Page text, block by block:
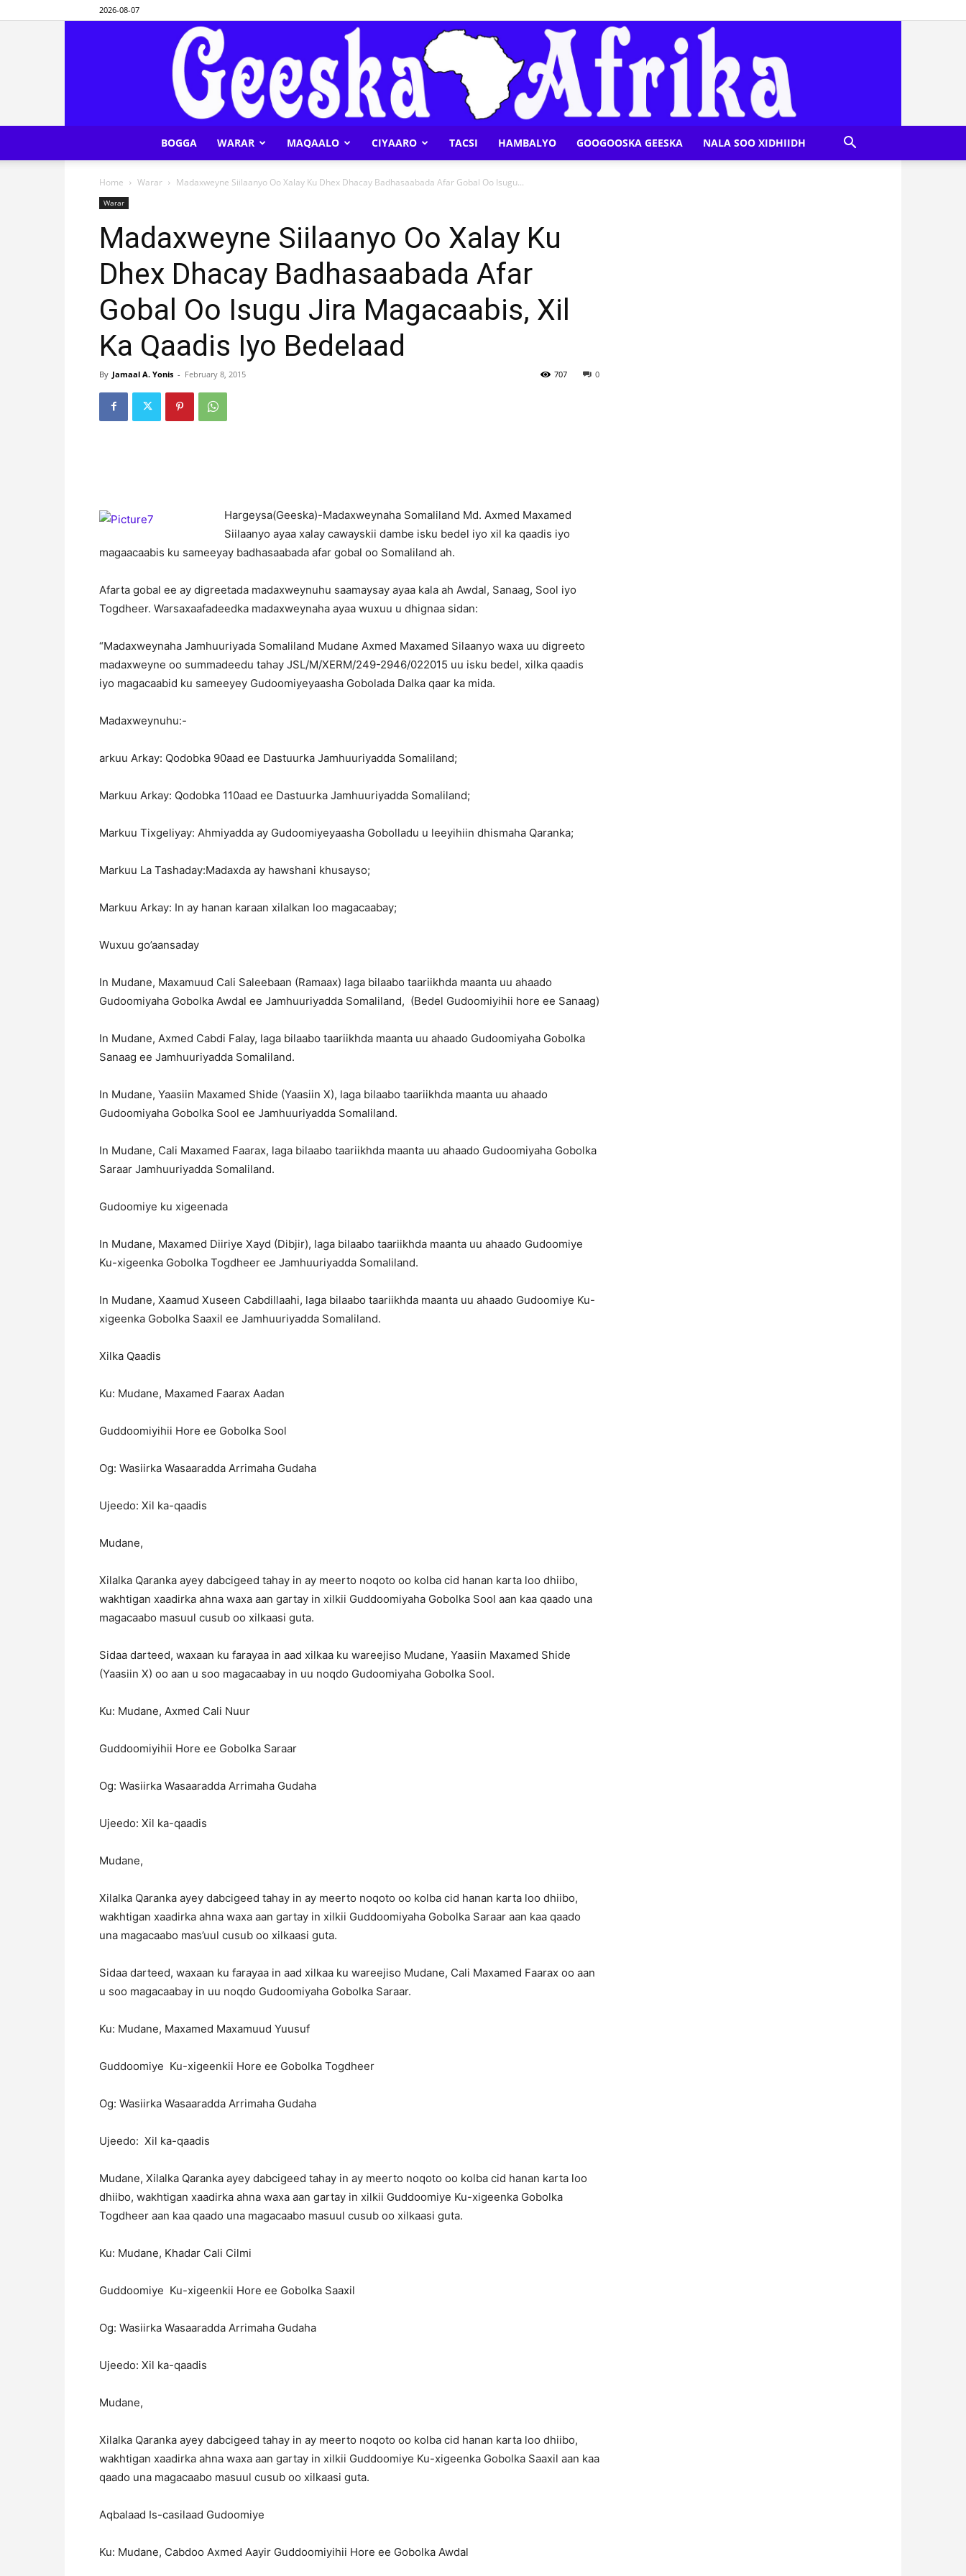
2026-08-07
Afrika
BOGGA WARAR MAQAALO CIYAARO TACSI HAMBALYO GOOGOOSKA GEESKA NALA SOO XIDHIIDH
Home Warar Madaxweyne Siilaanyo Oo Xalay Ku Dhex Dhacay Badhasaabada Afar Gobal Oo Isugu...
Warar
Madaxweyne Siilaanyo Oo Xalay Ku
Dhex Dhacay Badhasaabada Afar
Gobal Oo Isugu Jira Magacaabis, Xil
Ka Qaadis Iyo Bedelaad
By Jamaal A. Yonis - February 8, 2015 0
707
Hargeysa(Geeska)-Madaxweynaha Somaliland Md. Axmed Maxamed
Siilaanyo ayaa xalay cawayskii dambe isku bedel iyo xil ka qaadis iyo
magaacaabis ku sameeyay badhasaabada afar gobal oo Somaliland ah.
Afarta gobal ee ay digreetada madaxweynuhu saamaysay ayaa kala ah Awdal, Sanaag, Sool iyo
Togdheer. Warsaxaafadeedka madaxweynaha ayaa wuxuu u dhignaa sidan:
“Madaxweynaha Jamhuuriyada Somaliland Mudane Axmed Maxamed Silaanyo waxa uu digreeto
madaxweyne oo summadeedu tahay JSL/M/XERM/249-2946/022015 uu isku bedel, xilka qaadis
iyo magacaabid ku sameeyey Gudoomiyeyaasha Gobolada Dalka qaar ka mida.
Madaxweynuhu:-
arkuu Arkay: Qodobka 90aad ee Dastuurka Jamhuuriyadda Somaliland;
Markuu Arkay: Qodobka 110aad ee Dastuurka Jamhuuriyadda Somaliland;
Markuu Tixgeliyay: Ahmiyadda ay Gudoomiyeyaasha Gobolladu u leeyihiin dhismaha Qaranka;
Markuu La Tashaday:Madaxda ay hawshani khusayso;
Markuu Arkay: In ay hanan karaan xilalkan loo magacaabay;
Wuxuu go’aansaday
In Mudane, Maxamuud Cali Saleebaan (Ramaax) laga bilaabo taariikhda maanta uu ahaado
Gudoomiyaha Gobolka Awdal ee Jamhuuriyadda Somaliland, (Bedel Gudoomiyihii hore ee Sanaag)
In Mudane, Axmed Cabdi Falay, laga bilaabo taariikhda maanta uu ahaado Gudoomiyaha Gobolka
Sanaag ee Jamhuuriyadda Somaliland.
In Mudane, Yaasiin Maxamed Shide (Yaasiin X), laga bilaabo taariikhda maanta uu ahaado
Gudoomiyaha Gobolka Sool ee Jamhuuriyadda Somaliland.
In Mudane, Cali Maxamed Faarax, laga bilaabo taariikhda maanta uu ahaado Gudoomiyaha Gobolka
Saraar Jamhuuriyadda Somaliland.
Gudoomiye ku xigeenada
In Mudane, Maxamed Diiriye Xayd (Dibjir), laga bilaabo taariikhda maanta uu ahaado Gudoomiye
Ku-xigeenka Gobolka Togdheer ee Jamhuuriyadda Somaliland.
In Mudane, Xaamud Xuseen Cabdillaahi, laga bilaabo taariikhda maanta uu ahaado Gudoomiye Ku-
xigeenka Gobolka Saaxil ee Jamhuuriyadda Somaliland.
Xilka Qaadis
Ku: Mudane, Maxamed Faarax Aadan
Guddoomiyihii Hore ee Gobolka Sool
Og: Wasiirka Wasaaradda Arrimaha Gudaha
Ujeedo: Xil ka-qaadis
Mudane,
Xilalka Qaranka ayey dabcigeed tahay in ay meerto noqoto oo kolba cid hanan karta loo dhiibo,
wakhtigan xaadirka ahna waxa aan gartay in xilkii Guddoomiyaha Gobolka Sool aan kaa qaado una
magacaabo masuul cusub oo xilkaasi guta.
Sidaa darteed, waxaan ku farayaa in aad xilkaa ku wareejiso Mudane, Yaasiin Maxamed Shide
(Yaasiin X) oo aan u soo magacaabay in uu noqdo Gudoomiyaha Gobolka Sool.
Ku: Mudane, Axmed Cali Nuur
Guddoomiyihii Hore ee Gobolka Saraar
Og: Wasiirka Wasaaradda Arrimaha Gudaha
Ujeedo: Xil ka-qaadis
Mudane,
Xilalka Qaranka ayey dabcigeed tahay in ay meerto noqoto oo kolba cid hanan karta loo dhiibo,
wakhtigan xaadirka ahna waxa aan gartay in xilkii Guddoomiyaha Gobolka Saraar aan kaa qaado
una magacaabo mas’uul cusub oo xilkaasi guta.
Sidaa darteed, waxaan ku farayaa in aad xilkaa ku wareejiso Mudane, Cali Maxamed Faarax oo aan
u soo magacaabay in uu noqdo Gudoomiyaha Gobolka Saraar.
Ku: Mudane, Maxamed Maxamuud Yuusuf
Guddoomiye Ku-xigeenkii Hore ee Gobolka Togdheer
Og: Wasiirka Wasaaradda Arrimaha Gudaha
Ujeedo: Xil ka-qaadis
Mudane, Xilalka Qaranka ayey dabcigeed tahay in ay meerto noqoto oo kolba cid hanan karta loo
dhiibo, wakhtigan xaadirka ahna waxa aan gartay in xilkii Guddoomiye Ku-xigeenka Gobolka
Togdheer aan kaa qaado una magacaabo masuul cusub oo xilkaasi guta.
Ku: Mudane, Khadar Cali Cilmi
Guddoomiye Ku-xigeenkii Hore ee Gobolka Saaxil
Og: Wasiirka Wasaaradda Arrimaha Gudaha
Ujeedo: Xil ka-qaadis
Mudane,
Xilalka Qaranka ayey dabcigeed tahay in ay meerto noqoto oo kolba cid hanan karta loo dhiibo,
wakhtigan xaadirka ahna waxa aan gartay in xilkii Guddoomiye Ku-xigeenka Gobolka Saaxil aan kaa
qaado una magacaabo masuul cusub oo xilkaasi guta.
Aqbalaad Is-casilaad Gudoomiye
Ku: Mudane, Cabdoo Axmed Aayir Guddoomiyihii Hore ee Gobolka Awdal